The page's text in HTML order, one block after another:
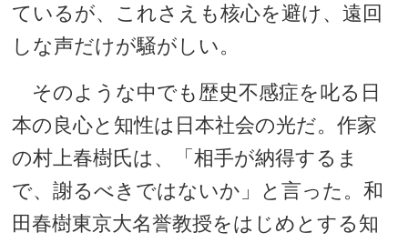
ているが、これさえも核心を避け、遠回
しな声だけが騒がしい。
そのような中でも歴史不感症を叱る日
本の良心と知性は日本社会の光だ。作家
の村上春樹氏は、「相手が納得するま
で、謝るべきではないか」と言った。和
田春樹東京大名誉教授をはじめとする知